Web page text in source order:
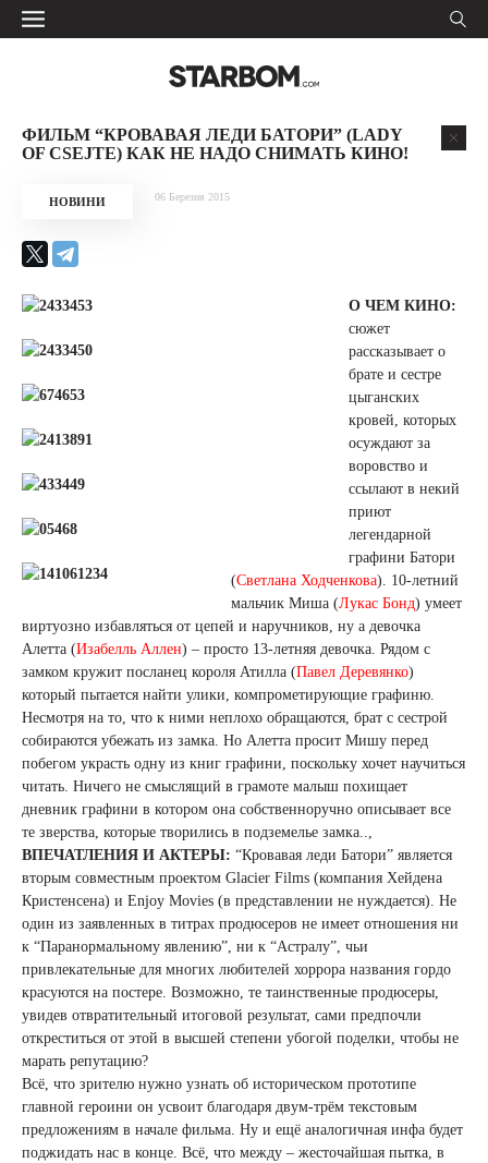
ФИЛЬМ “КРОВАВАЯ ЛЕДИ БАТОРИ” (LADY
OF CSEJTE) КАК НЕ НАДО СНИМАТЬ КИНО!
НОВИНИ 06 Березня 2015
О ЧЕМ КИНО:
сюжет
рассказывает о
брате и сестре
цыганских
кровей, которых
осуждают за
воровство и
ссылают в некий
приют
легендарной
графини Батори
(Светлана Ходченкова). 10-летний
мальчик Миша (Лукас Бонд) умеет
виртуозно избавляться от цепей и наручников, ну а девочка
Алетта (Изабелль Аллен) – просто 13-летняя девочка. Рядом с
замком кружит посланец короля Атилла (Павел Деревянко)
который пытается найти улики, компрометирующие графиню.
Несмотря на то, что к ними неплохо обращаются, брат с сестрой
собираются убежать из замка. Но Алетта просит Мишу перед
побегом украсть одну из книг графини, поскольку хочет научиться
читать. Ничего не смыслящий в грамоте малыш похищает
дневник графини в котором она собственноручно описывает все
те зверства, которые творились в подземелье замка..,
ВПЕЧАТЛЕНИЯ И АКТЕРЫ: “Кровавая леди Батори” является
вторым совместным проектом Glacier Films (компания Хейдена
Кристенсена) и Enjoy Movies (в представлении не нуждается). Не
один из заявленных в титрах продюсеров не имеет отношения ни
к “Паранормальному явлению”, ни к “Астралу”, чьи
привлекательные для многих любителей хоррора названия гордо
красуются на постере. Возможно, те таинственные продюсеры,
увидев отвратительный итоговой результат, сами предпочли
откреститься от этой в высшей степени убогой поделки, чтобы не
марать репутацию?
Всё, что зрителю нужно узнать об историческом прототипе
главной героини он усвоит благодаря двум-трём текстовым
предложениям в начале фильма. Ну и ещё аналогичная инфа будет
поджидать нас в конце. Всё, что между – жесточайшая пытка, в